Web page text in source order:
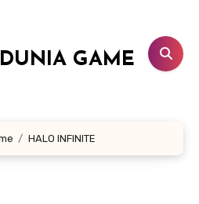
GAME
HALO INFINITE